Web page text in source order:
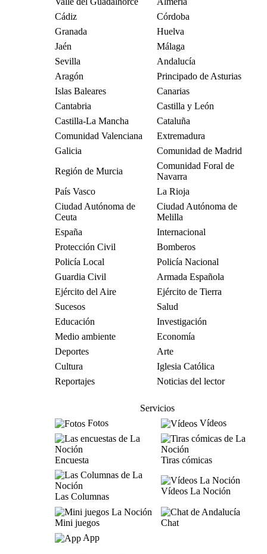
Cádiz
Córdoba
Granada
Huelva
Jaén
Málaga
Sevilla
Andalucía
Aragón
Principado de Asturias
Islas Baleares
Canarias
Cantabria
Castilla y León
Castilla-La Mancha
Cataluña
Comunidad Valenciana
Extremadura
Galicia
Comunidad de Madrid
Región de Murcia
Comunidad Foral de
Navarra
País Vasco
La Rioja
Ciudad Autónoma de
Ceuta
Ciudad Autónoma de
Melilla
España
Internacional
Protección Civil
Bomberos
Policía Local
Policía Nacional
Guardia Civil
Armada Española
Ejército del Aire
Ejército de Tierra
Sucesos
Salud
Educación
Investigación
Medio ambiente
Economía
Deportes
Arte
Cultura
Iglesia Católica
Reportajes
Noticias del lector
Servicios
Fotos
Vídeos
Encuesta Tiras cómicas
Las Columnas
Vídeos La Noción
Mini juegos
Chat
App